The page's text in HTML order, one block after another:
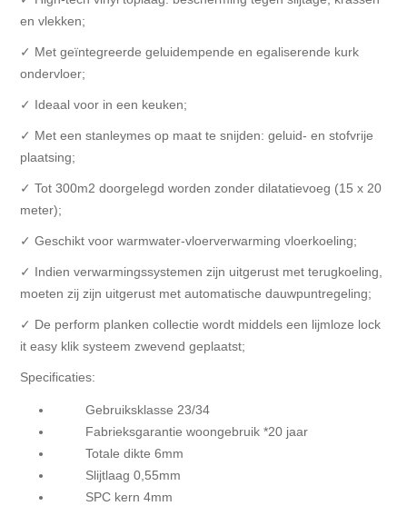
en vlekken;
✓ Met geïntegreerde geluidempende en egaliserende kurk
ondervloer;
✓ Ideaal voor in een keuken;
✓ Met een stanleymes op maat te snijden: geluid- en stofvrije
plaatsing;
✓ Tot 300m2 doorgelegd worden zonder dilatatievoeg (15 x 20
meter);
✓ Geschikt voor warmwater-vloerverwarming vloerkoeling;
✓ Indien verwarmingssystemen zijn uitgerust met terugkoeling,
moeten zij zijn uitgerust met automatische dauwpuntregeling;
✓ De perform planken collectie wordt middels een lijmloze lock
it easy klik systeem zwevend geplaatst;
Specificaties:
Gebruiksklasse 23/34
Fabrieksgarantie woongebruik *20 jaar
Totale dikte 6mm
Slijtlaag 0,55mm
SPC kern 4mm